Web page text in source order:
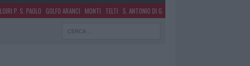
LOIRI P. S. PAOLO GOLFO ARANCI MONTI TELTI S. ANTONIO DI G.